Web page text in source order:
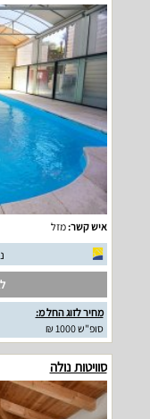
איש קשר:מזל
מחיר לזוג החל מ:
סופ"ש 1000 ₪
סוויטות נולה